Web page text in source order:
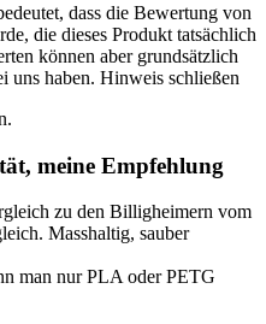
dass die Bewertung von
die dieses Produkt tatsächlich
können aber grundsätzlich
uns haben. Hinweis schließen
meine Empfehlung
zu den Billigheimern vom
Masshaltig, sauber
man nur PLA oder PETG